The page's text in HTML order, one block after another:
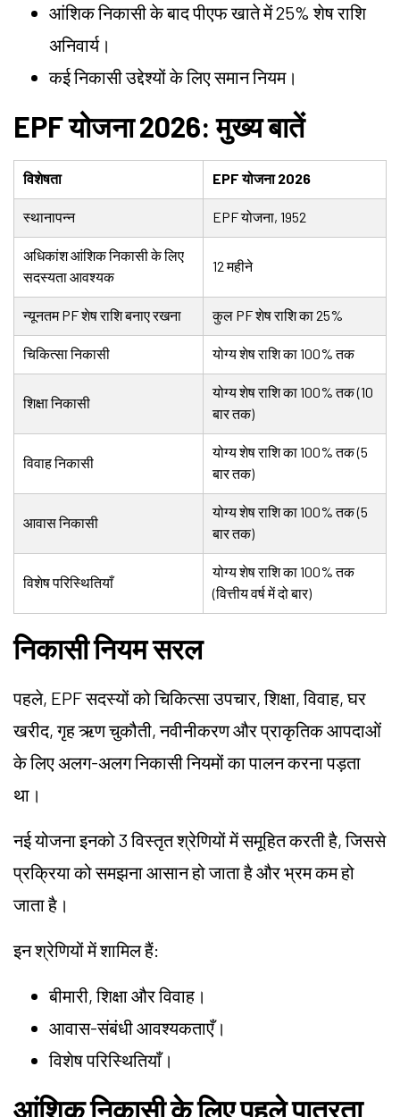
आंशिक निकासी के बाद पीएफ खाते में 25% शेष राशि
अनिवार्य।
कई निकासी उद्देश्यों के लिए समान नियम।
EPF योजना 2026: मुख्य बातें
विशेषता EPF योजना 2026
स्थानापन्न EPF योजना, 1952
अधिकांश आंशिक निकासी के लिए
सदस्यता आवश्यक
12 महीने
न्यूनतम PF शेष राशि बनाए रखना कुल PF शेष राशि का 25%
चिकित्सा निकासी योग्य शेष राशि का 100% तक
शिक्षा निकासी
योग्य शेष राशि का 100% तक (10
बार तक)
विवाह निकासी
योग्य शेष राशि का 100% तक (5
बार तक)
आवास निकासी
योग्य शेष राशि का 100% तक (5
बार तक)
विशेष परिस्थितियाँ
योग्य शेष राशि का 100% तक
(वित्तीय वर्ष में दो बार)
निकासी नियम सरल
पहले, EPF सदस्यों को चिकित्सा उपचार, शिक्षा, विवाह, घर
खरीद, गृह ऋण चुकौती, नवीनीकरण और प्राकृतिक आपदाओं
के लिए अलग-अलग निकासी नियमों का पालन करना पड़ता
था।
नई योजना इनको 3 विस्तृत श्रेणियों में समूहित करती है, जिससे
प्रक्रिया को समझना आसान हो जाता है और भ्रम कम हो
जाता है।
इन श्रेणियों में शामिल हैं:
बीमारी, शिक्षा और विवाह।
आवास-संबंधी आवश्यकताएँ।
विशेष परिस्थितियाँ।
आंशिक निकासी के लिए पहले पात्रता